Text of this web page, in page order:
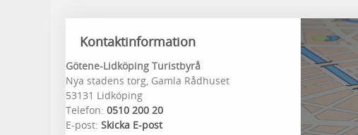
Kontaktinformation
Götene-Lidköping Turistbyrå
Nya stadens torg, Gamla Rådhuset
53131 Lidköping
Telefon: 0510 200 20
E-post: Skicka E-post